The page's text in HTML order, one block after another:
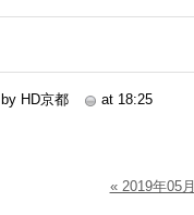
by HD京都 at 18:25
« 2019年05月